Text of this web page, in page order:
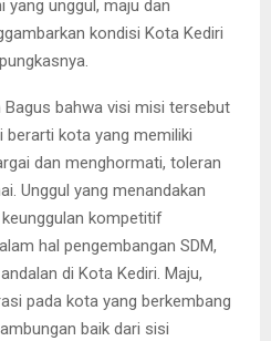
yang unggul, maju dan
kondisi Kota Kediri
Bagus bahwa visi misi tersebut
berarti kota yang memiliki
dan menghormati, toleran
Unggul yang menandakan
kompetitif
hal pengembangan SDM,
di Kota Kediri. Maju,
pada kota yang berkembang
baik dari sisi